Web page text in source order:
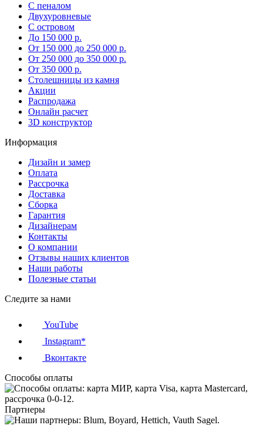
С пеналом
Двухуровневые
С островом
До 150 000 р.
От 150 000 до 250 000 р.
От 250 000 до 350 000 р.
От 350 000 р.
Столешницы из камня
Акции
Распродажа
Онлайн расчет
3D конструктор
Информация
Дизайн и замер
Оплата
Рассрочка
Доставка
Сборка
Гарантия
Дизайнерам
Контакты
О компании
Отзывы наших клиентов
Наши работы
Полезные статьи
Следите за нами
YouTube
Instagram*
Вконтакте
Способы оплаты
Партнеры